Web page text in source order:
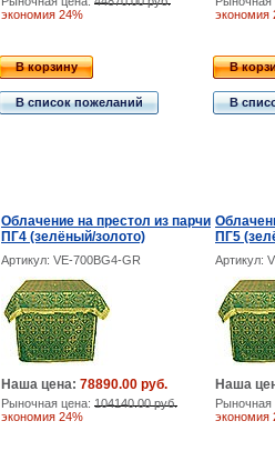
экономия 24%
экономия
В корзину
В список пожеланий
В
В
Облачение на престол из парчи
ПГ4 (зелёный/золото)
ПГ5
Артикул: VE-700BG4-GR Артикул:
Наша цена: 78890.00 руб.
Рыночная цена: 104140.00 руб.
экономия 24%
Наша
экономия